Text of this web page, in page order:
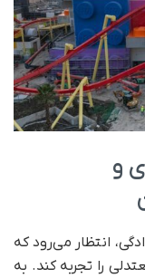
و
انتظار می‌رود که
را تجربه کند. به